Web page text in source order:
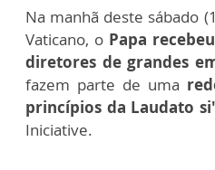
Na manhã deste sábado
Vaticano, o Papa
diretores de grandes
fazem parte de uma
princípios da Laudato si'
Iniciative.